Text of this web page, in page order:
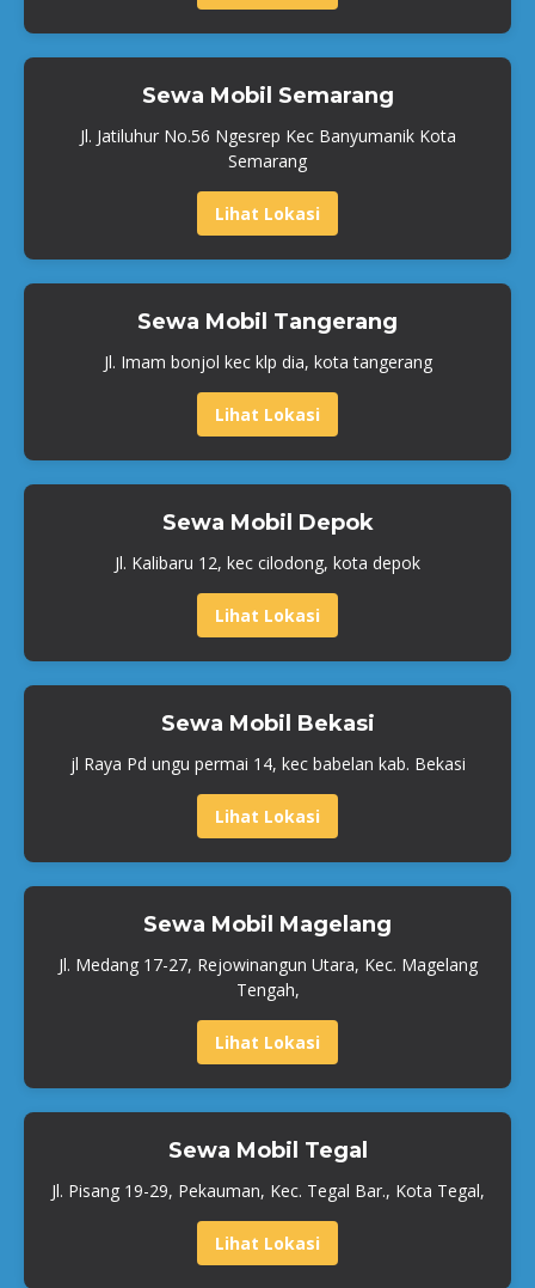
Sewa Mobil Semarang
Jl. Jatiluhur No.56 Ngesrep Kec Banyumanik Kota
Semarang
Lihat Lokasi
Sewa Mobil Tangerang
Jl. Imam bonjol kec klp dia, kota tangerang
Lihat Lokasi
Sewa Mobil Depok
Jl. Kalibaru 12, kec cilodong, kota depok
Lihat Lokasi
Sewa Mobil Bekasi
jl Raya Pd ungu permai 14, kec babelan kab. Bekasi
Lihat Lokasi
Sewa Mobil Magelang
Jl. Medang 17-27, Rejowinangun Utara, Kec. Magelang
Tengah,
Lihat Lokasi
Sewa Mobil Tegal
Jl. Pisang 19-29, Pekauman, Kec. Tegal Bar., Kota Tegal,
Lihat Lokasi